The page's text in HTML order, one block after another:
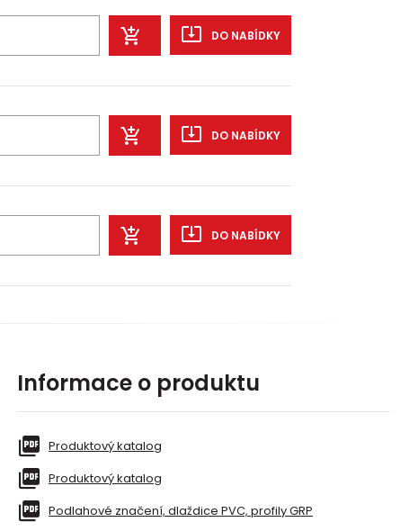
DO NABÍDKY
DO NABÍDKY
DO NABÍDKY
Informace o produktu
Produktový katalog
Produktový katalog
Podlahové značení, dlaždice PVC, profily GRP